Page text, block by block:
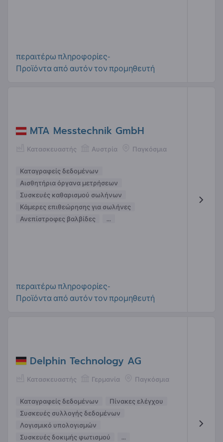
περαιτέρω πληροφορίες-
Προϊόντα από αυτόν τον προμηθευτή
MTA Messtechnik GmbH
Κατασκευαστής Αυστρία Παγκόσμια
Καταγραφείς δεδομένων
Αισθητήρια όργανα μετρήσεων
Συσκευές καθαρισμού σωλήνων
Κάμερες επιθεώρησης για σωλήνες
Ανεπίστροφες βαλβίδες
...
περαιτέρω πληροφορίες-
Προϊόντα από αυτόν τον προμηθευτή
Delphin Technology AG
Κατασκευαστής Γερμανία Παγκόσμια
Καταγραφείς δεδομένων
Πίνακες ελέγχου
Συσκευές συλλογής δεδομένων
Λογισμικό υπολογισμών
Συσκευές δοκιμής φωτισμού
...